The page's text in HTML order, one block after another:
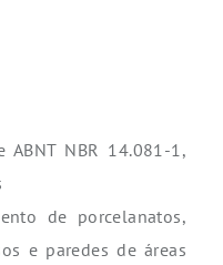
ABNT NBR 14.081-1,
de porcelanatos,
e paredes de áreas